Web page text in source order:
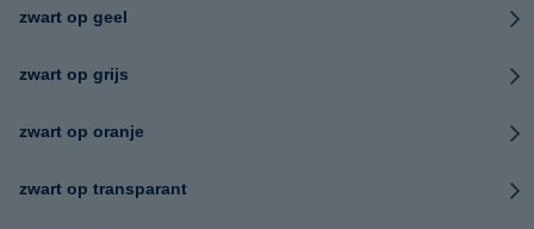
zwart op geel
zwart op grijs
zwart op oranje
zwart op transparant